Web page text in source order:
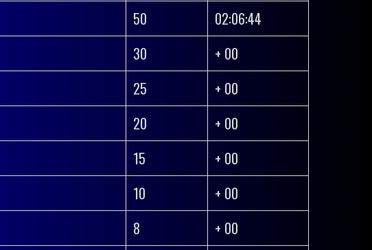
50
02:06:44
30
+ 00
25
+ 00
20
+ 00
15
+ 00
10
+ 00
8
+ 00